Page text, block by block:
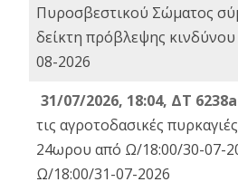
Πυροσβεστικού Σώματος
δείκτη πρόβλεψης κινδύνου
08-2026
31/07/2026, 18:04, ΔΤ
τις αγροτοδασικές
24ωρου από Ω/18:00/30-07-
Ω/18:00/31-07-2026